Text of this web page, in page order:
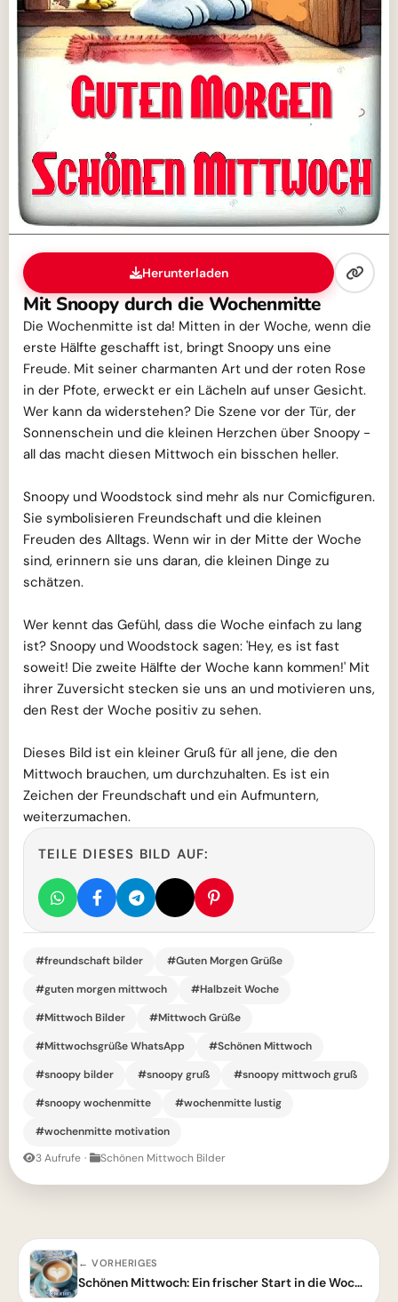
Herunterladen
Mit Snoopy durch die Wochenmitte
Die Wochenmitte ist da! Mitten in der Woche, wenn die
erste Hälfte geschafft ist, bringt Snoopy uns eine
Freude. Mit seiner charmanten Art und der roten Rose
in der Pfote, erweckt er ein Lächeln auf unser Gesicht.
Wer kann da widerstehen? Die Szene vor der Tür, der
Sonnenschein und die kleinen Herzchen über Snoopy -
all das macht diesen Mittwoch ein bisschen heller.
Snoopy und Woodstock sind mehr als nur Comicfiguren.
Sie symbolisieren Freundschaft und die kleinen
Freuden des Alltags. Wenn wir in der Mitte der Woche
sind, erinnern sie uns daran, die kleinen Dinge zu
schätzen.
Wer kennt das Gefühl, dass die Woche einfach zu lang
ist? Snoopy und Woodstock sagen: 'Hey, es ist fast
soweit! Die zweite Hälfte der Woche kann kommen!' Mit
ihrer Zuversicht stecken sie uns an und motivieren uns,
den Rest der Woche positiv zu sehen.
Dieses Bild ist ein kleiner Gruß für all jene, die den
Mittwoch brauchen, um durchzuhalten. Es ist ein
Zeichen der Freundschaft und ein Aufmuntern,
weiterzumachen.
TEILE DIESES BILD AUF:
#freundschaft bilder
#Guten Morgen Grüße
#guten morgen mittwoch
#Halbzeit Woche
#Mittwoch Bilder
#Mittwoch Grüße
#Mittwochsgrüße WhatsApp
#Schönen Mittwoch
#snoopy bilder
#snoopy gruß
#snoopy mittwoch gruß
#snoopy wochenmitte
#wochenmitte lustig
#wochenmitte motivation
3 Aufrufe · Schönen Mittwoch Bilder
← VORHERIGES
Schönen Mittwoch: Ein frischer Start in die Wochenmitte